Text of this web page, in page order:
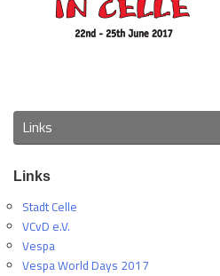
Links
Links
Stadt Celle
VCvD e.V.
Vespa
Vespa World Days 2017